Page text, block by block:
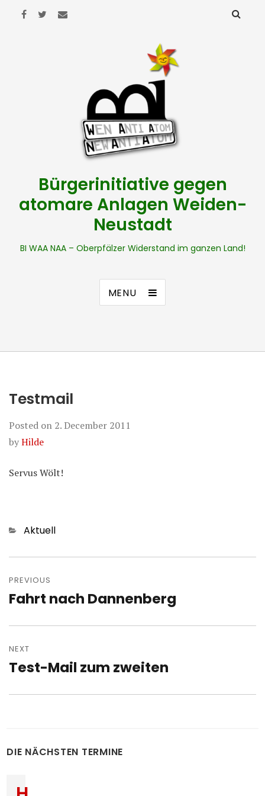
Bürgerinitiative gegen
atomare Anlagen Weiden-
Neustadt
BI WAA NAA – Oberpfälzer Widerstand im ganzen Land!
MENU
Testmail
Posted on 2. December 2011
byHilde
Servus Wölt!
Categories
Aktuell
navigation
PREVIOUS
Previous
Fahrt nach Dannenberg
NEXT
Next
Test-Mail zum zweiten
DIE NÄCHSTEN TERMINE